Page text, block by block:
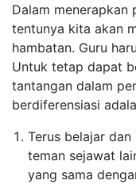
Dalam menerapkan
tentunya kita akan
hambatan. Guru
Untuk tetap dapat
tantangan dalam
berdiferensiasi
Terus belajar
teman sejawat
yang sama